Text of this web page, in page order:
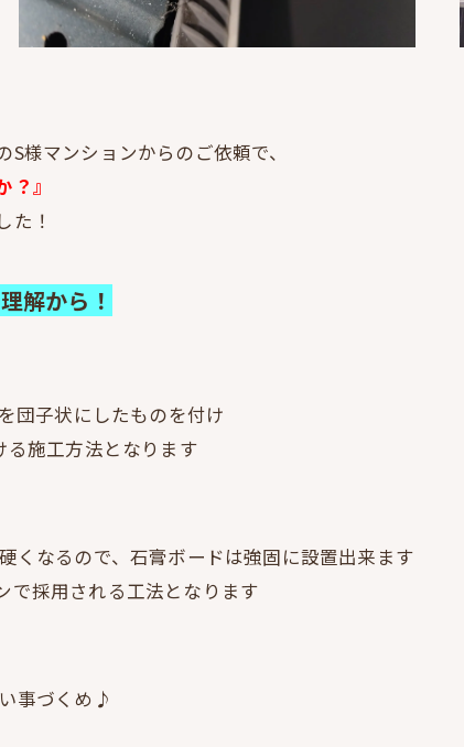
様マンションからのご依頼で、
』
た！
解から！
団子状にしたものを付け
施工方法となります
くなるので、石膏ボードは強固に設置出来ます
で採用される工法となります
事づくめ♪